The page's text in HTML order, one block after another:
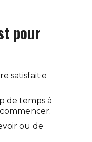
pour
satisfait·e
de temps à
ou de